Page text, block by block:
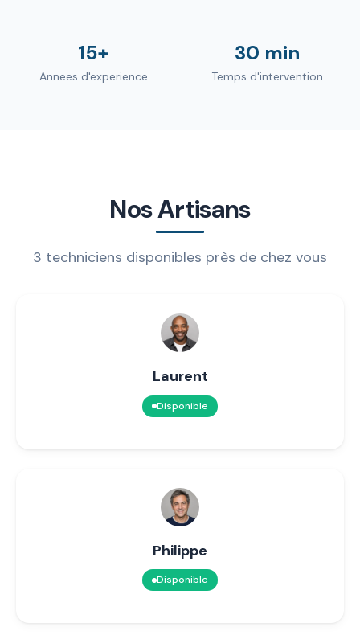
15+
Annees d'experience
30 min
Temps d'intervention
Nos Artisans
3 techniciens disponibles près de chez vous
Laurent
Disponible
Philippe
Disponible